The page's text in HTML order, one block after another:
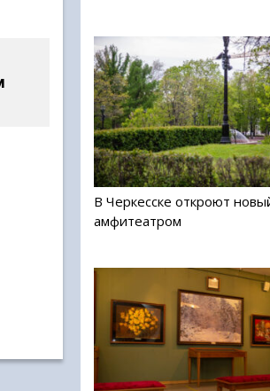
В Черкесске откроют
амфитеатром